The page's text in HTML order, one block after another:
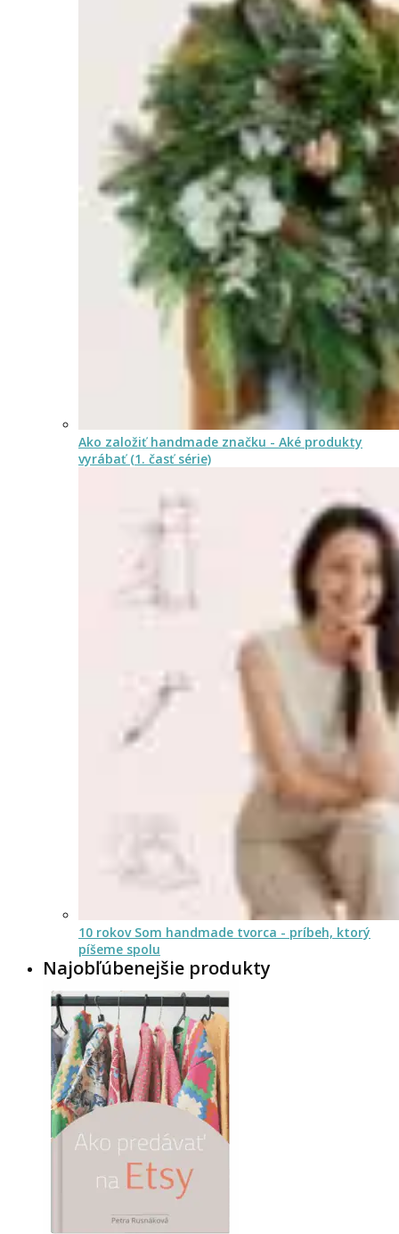
Ako založiť handmade značku - Aké produkty
vyrábať (1. časť série)
10 rokov Som handmade tvorca - príbeh, ktorý
píšeme spolu
Najobľúbenejšie produkty